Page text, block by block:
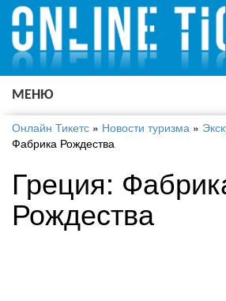
МЕНЮ
Онлайн Тикетс » Новости туризма »
Фабрика Рождества
Греция:
Рождества